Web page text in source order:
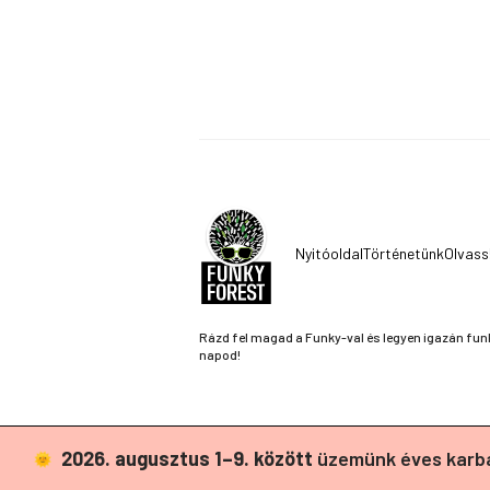
NyitóoldalTörténetünkOlvass!
Rázd fel magad a Funky-val és legyen igazán
napod!
2026. augusztus 1–9. között üzemünk éves